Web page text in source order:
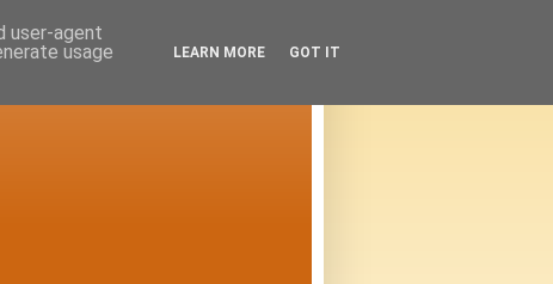
user-agent
usage
LEARN MORE GOT IT